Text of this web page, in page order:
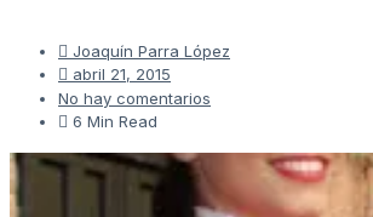
Joaquín Parra López
abril 21, 2015
No hay comentarios
6 Min Read